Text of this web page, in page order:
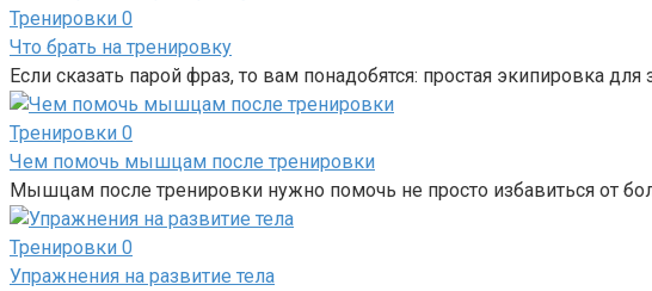
Тренировки 0
Что брать на тренировку
Если сказать парой фраз, то вам понадобятся: простая экипировка
Тренировки 0
Чем помочь мышцам после тренировки
Мышцам после тренировки нужно помочь не просто избавиться от
Тренировки 0
Упражнения на развитие тела